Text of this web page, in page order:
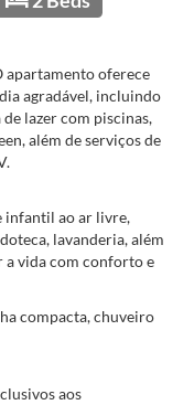
apartamento oferece
agradável, incluindo
lazer com piscinas,
além de serviços de
infantil ao ar livre,
lavanderia, além
a vida com conforto e
compacta, chuveiro
aos